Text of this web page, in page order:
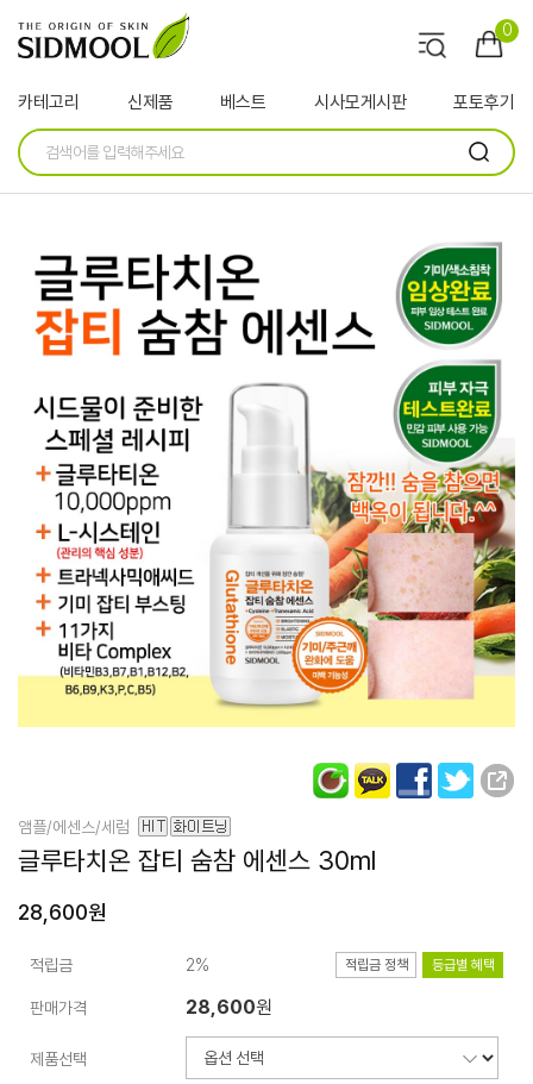
0
카테고리 신제품 베스트 시사모게시판 포토후기
앰플/에센스/세럼
글루타치온 잡티 숨참 에센스 30ml
28,600원
적립금 2% 적립금 정책 등급별 혜택
판매가격 28,600원
제품선택